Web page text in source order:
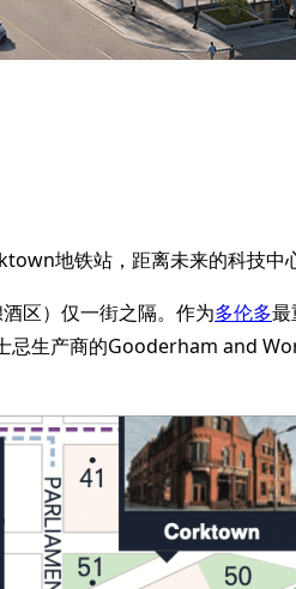
地铁站，距离未来的科技
区）仅一街之隔。作为多伦多最
忌生产商的Gooderham and